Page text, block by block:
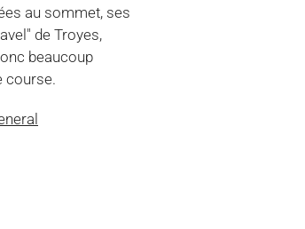
au sommet, ses
de Troyes,
beaucoup
course.